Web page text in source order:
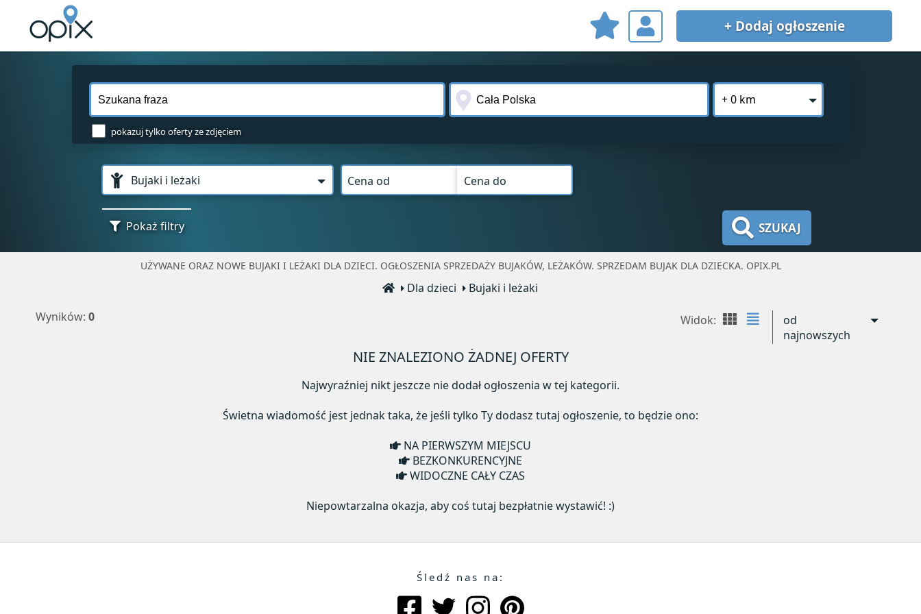
+ Dodaj ogłoszenie
+ 0 km
pokazuj tylko oferty ze zdjęciem
Bujaki i leżaki
Pokaż filtry
Cena od Cena do
SZUKAJ
UŻYWANE ORAZ NOWE BUJAKI I LEŻAKI DLA DZIECI. OGŁOSZENIA SPRZEDAŻY BUJAKÓW, LEŻAKÓW. SPRZEDAM BUJAK DLA DZIECKA. OPIX.PL
Dla dzieci
Bujaki i leżaki
Wyników: 0 Widok:
od
najnowszych
NIE ZNALEZIONO ŻADNEJ OFERTY
Najwyraźniej nikt jeszcze nie dodał ogłoszenia w tej kategorii.
Świetna wiadomość jest jednak taka, że jeśli tylko Ty dodasz tutaj ogłoszenie, to będzie ono:
NA PIERWSZYM MIEJSCU
BEZKONKURENCYJNE
WIDOCZNE CAŁY CZAS
Niepowtarzalna okazja, aby coś tutaj bezpłatnie wystawić! :)
Śledź nas na: